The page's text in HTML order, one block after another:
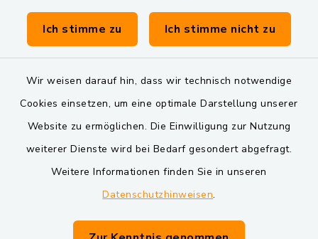
Ich stimme zu Ich stimme nicht zu
Wir weisen darauf hin, dass wir technisch notwendige
Cookies einsetzen, um eine optimale Darstellung unserer
Website zu ermöglichen. Die Einwilligung zur Nutzung
weiterer Dienste wird bei Bedarf gesondert abgefragt.
Weitere Informationen finden Sie in unseren
Datenschutzhinweisen.
Verwaltungsgemeinschaft Schwarzenfeld
Barrierefreiheit